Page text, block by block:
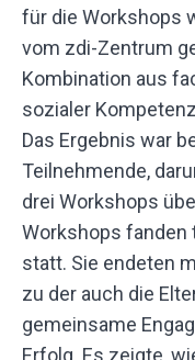
für die Workshops
vom zdi-Zentrum
Kombination aus
sozialer
Das Ergebnis war
Teilnehmende,
drei Workshops
Workshops fanden
statt. Sie endeten
zu der auch die
gemeinsame
Erfolg. Es zeigte,